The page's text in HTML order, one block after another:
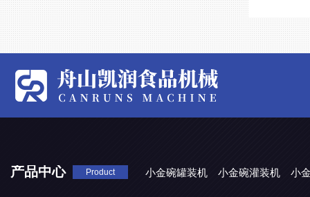
产品中心 Product 小金碗罐装机 小金碗灌装机 小